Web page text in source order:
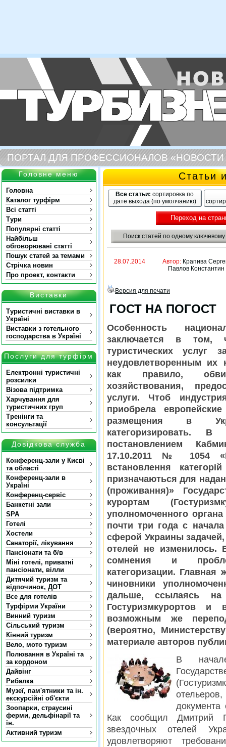
ПОРТАЛ ДЛЯ ПРОФЕССИОНАЛОВ «НОВОСТИ
Головне меню
Головна
Каталог турфірм
Всі статті
Тури
Популярні статті
Найбільш
обговорювані статті
Пошук статей за темами
Стрічка новин
Про проект, контакти
Виставки
Туристичні виставки в
Україні
Виставки з готельного
господарства в Україні
Послуги для турфірм
Електронні туристичні
розсилки
Візова підтримка
Харчування для
туристичних груп
Тренінги та
консультації
Довідкова служба
Конференц-зали у Києві
та області
Конференц-зали в
Україні
Конференц-сервіс
Банкетні зали
SPA
Готелі
Хостели
Санаторії, лікування
Пансіонати та б/в
Міні готелі, приватні
пансіонати, вілли
Дитячий туризм та
відпочинок, ДОТ
Все для готелів
Турфірми України
Винний туризм
Сільський туризм
Кінний туризм
Вело, мото туризм
Полювання в Україні та
за кордоном
Дайвінг
Рибалка
Музеї, пам'ятники та ін.
екскурсійні об'єкти
Зоопарки, страусині
ферми, дельфінарії та
ін.
Активний туризм
Статьи
Все статьи: сортировка по
дате выхода (по умолчанию)
Переход на
Поиск статей по одному ключевому
28.07.2014 Автор: Крапива
Павлов Константин
Версия для печати
ГОСТ НА ПОГОСТ
Особенность
заключается в том,
туристических услуг
неудовлетворенным их
как правило,
хозяйствования,
услуги. Чтоб
приобрела
размещения в
категоризировать. В
постановлением
17.10.2011 № 1054
встановлення
призначаються для
(проживання)»
курортам
уполномоченного
почти три года с
сферой Украины
отелей не изменилось.
сомнения и
категоризации.
чиновники
дальше, ссылаясь на
Гостуризмкурортов
возможным же
(вероятно,
материале авторов
В
документа
Как сообщил Дмитрий
звездочных отелей
удовлетворяют